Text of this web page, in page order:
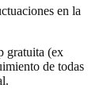
en la
gratuita (ex
de todas